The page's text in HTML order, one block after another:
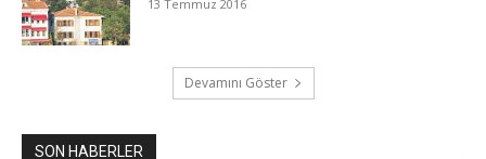
13 Temmuz 2016
Devamını Göster
SON HABERLER